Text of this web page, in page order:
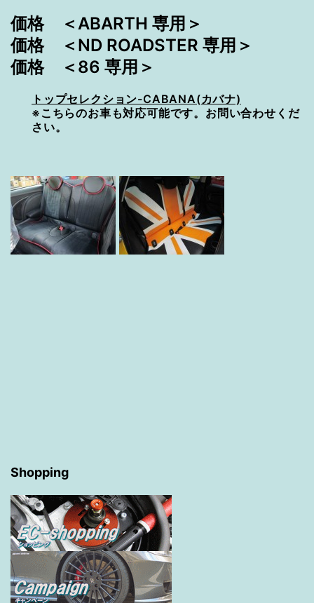
価格 ＜ABARTH 専用＞
価格 ＜ND ROADSTER 専用＞
価格 ＜86 専用＞
トップセレクション-CABANA(カバナ)
※こちらのお車も対応可能です。お問い合わせくだ
さい。
Shopping